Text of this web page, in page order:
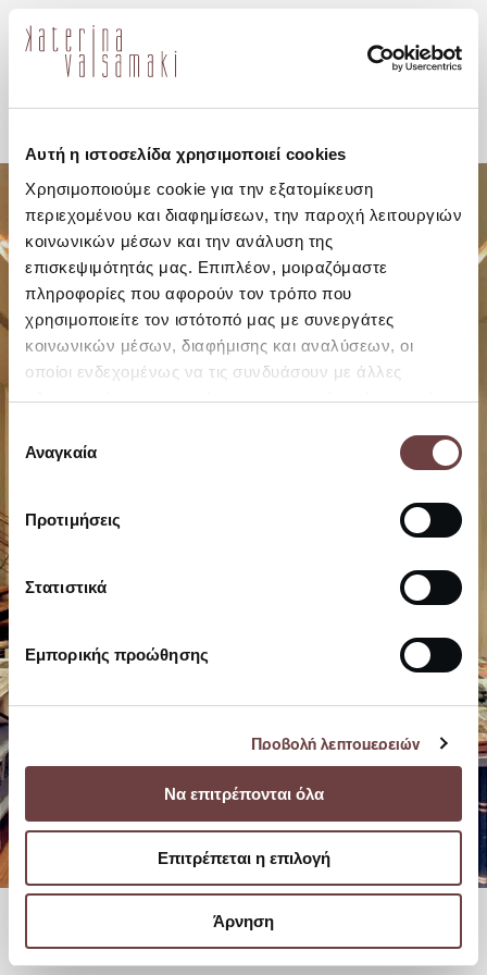
Αυτή η ιστοσελίδα χρησιμοποιεί cookies
Χρησιμοποιούμε cookie για την εξατομίκευση
περιεχομένου και διαφημίσεων, την παροχή λειτουργιών
κοινωνικών μέσων και την ανάλυση της
επισκεψιμότητάς μας. Επιπλέον, μοιραζόμαστε
πληροφορίες που αφορούν τον τρόπο που
χρησιμοποιείτε τον ιστότοπό μας με συνεργάτες
κοινωνικών μέσων, διαφήμισης και αναλύσεων, οι
οποίοι ενδεχομένως να τις συνδυάσουν με άλλες
πληροφορίες που τους έχετε παραχωρήσει ή τις οποίες
των υπηρεσιών τους.
συγκατάθεσης
Αναγκαία
Προτιμήσεις
Στατιστικά
Εμπορικής προώθησης
Προβολή λεπτομερειών
Να επιτρέπονται όλα
Επιτρέπεται η επιλογή
Άρνηση
en